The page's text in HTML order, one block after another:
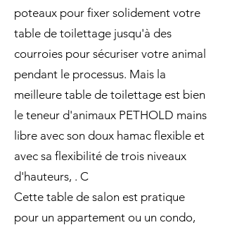
poteaux pour fixer solidement votre
table de toilettage jusqu'à des
courroies pour sécuriser votre animal
pendant le processus. Mais la
meilleure table de toilettage est bien
le teneur d'animaux PETHOLD mains
libre avec son doux hamac flexible et
avec sa flexibilité de trois niveaux
d'hauteurs, . C
Cette table de salon est pratique
pour un appartement ou un condo,